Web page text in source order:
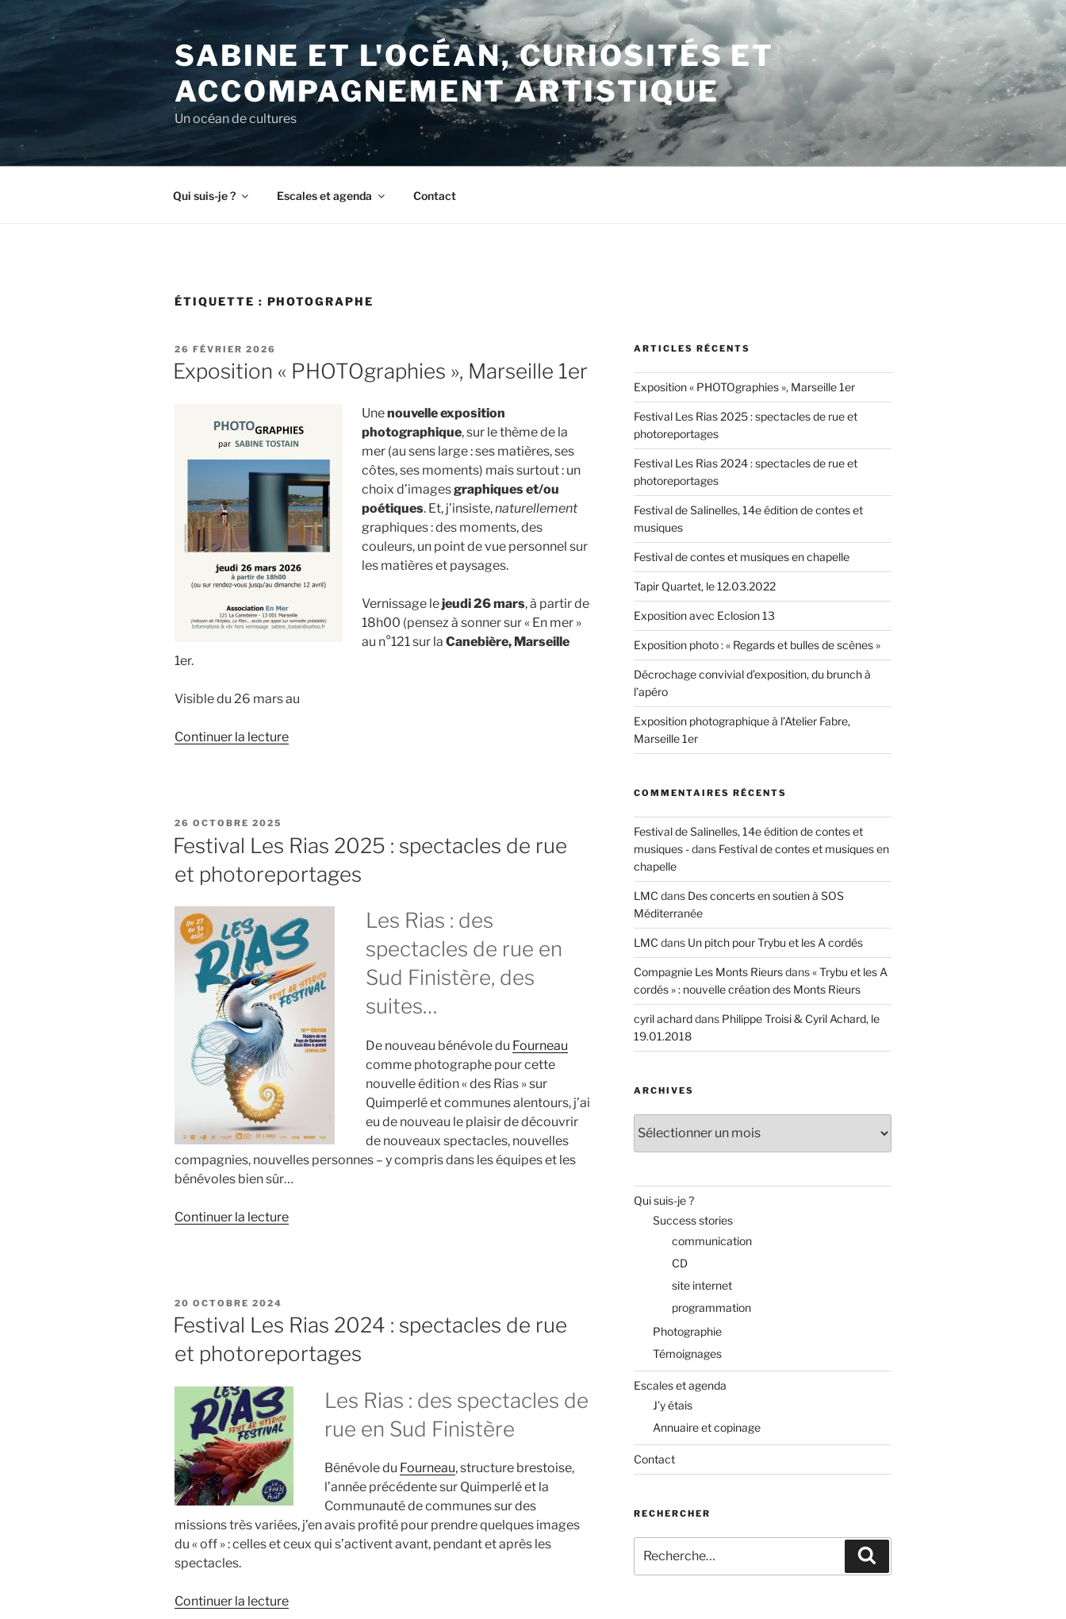
contenu
principal
SABINE ET L'OCÉAN, CURIOSITÉS ET
ACCOMPAGNEMENT ARTISTIQUE
Un océan de cultures
Qui suis-je ? Escales et agenda Contact
ÉTIQUETTE : PHOTOGRAPHE
PUBLIÉ
LE
26 FÉVRIER 2026
Exposition « PHOTOgraphies », Marseille 1er
Unenouvelle exposition
photographique, sur le thème de la
mer (au sens large : ses matières, ses
côtes, ses moments) mais surtout : un
choix d’imagesgraphiques et/ou
poétiques. Et, j’insiste,naturellement
graphiques : des moments, des
couleurs, un point de vue personnel sur
les matières et paysages.
Vernissage lejeudi 26 mars, à partir de
18h00 (pensez à sonner sur « En mer »
au n°121 sur la Canebière, Marseille
1er.
Visible du 26 mars au
Continuer la lecturede
PUBLIÉ
26 OCTOBRE 2025
Festival Les Rias 2025 : spectacles de rue
et photoreportages
Les Rias : des
spectacles de rue en
Sud Finistère, des
suites…
De nouveau bénévole du Fourneau
comme photographe pour cette
nouvelle édition « des Rias » sur
Quimperlé et communes alentours, j’ai
eu de nouveau le plaisir de découvrir
de nouveaux spectacles, nouvelles
compagnies, nouvelles personnes – y compris dans les équipes et les
bénévoles bien sûr…
Continuer la lecturede
spectacles
de
et
photoreportages »
PUBLIÉ
LE
20 OCTOBRE 2024
Festival Les Rias 2024 : spectacles de rue
et photoreportages
Les Rias : des spectacles de
rue en Sud Finistère
Bénévole du Fourneau, structure brestoise,
l’année précédente sur Quimperlé et la
Communauté de communes sur des
missions très variées, j’en avais profité pour prendre quelques images
du « off » : celles et ceux qui s’activent avant, pendant et après les
spectacles.
Continuer la lecturede
ARTICLES RÉCENTS
Exposition « PHOTOgraphies », Marseille 1er
Festival Les Rias 2025 : spectacles de rue et
photoreportages
Festival Les Rias 2024 : spectacles de rue et
photoreportages
Festival de Salinelles, 14e édition de contes et
musiques
Festival de contes et musiques en chapelle
Tapir Quartet, le 12.03.2022
Exposition avec Eclosion 13
Exposition photo : « Regards et bulles de scènes »
Décrochage convivial d’exposition, du brunch à
l’apéro
Exposition photographique à l’Atelier Fabre,
Marseille 1er
COMMENTAIRES RÉCENTS
Festival de Salinelles, 14e édition de contes et
musiques -dans Festival de contes et musiques en
chapelle
LMC dans Des concerts en soutien à SOS
Méditerranée
LMC dans Un pitch pour Trybu et les A cordés
Compagnie Les Monts Rieursdans« Trybu et les A
cordés » : nouvelle création des Monts Rieurs
cyril acharddans Philippe Troisi & Cyril Achard, le
19.01.2018
ARCHIVES
Qui suis-je ?
Success stories
communication
CD
site internet
programmation
Photographie
Témoignages
Escales et agenda
J’y étais
Annuaire et copinage
Contact
RECHERCHER
pour
: